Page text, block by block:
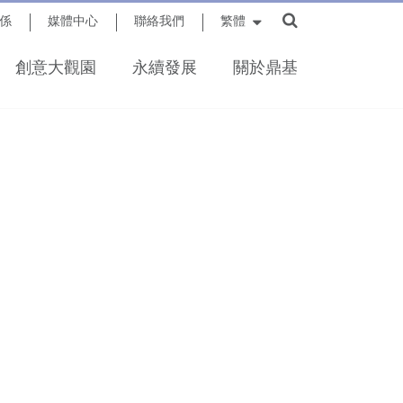
媒體中心 聯絡我們 繁體
創意大觀園 永續發展 關於鼎基